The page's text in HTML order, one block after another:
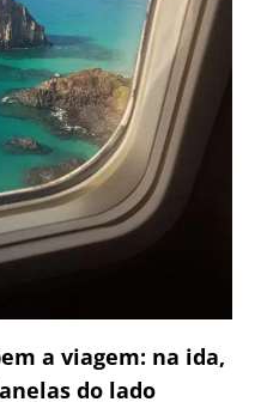
a viagem: na ida,
do lado